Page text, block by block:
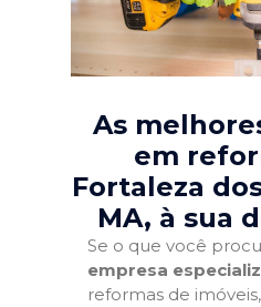
As
em
Fortaleza
MA, à sua
Se o que você
empresa
reformas de